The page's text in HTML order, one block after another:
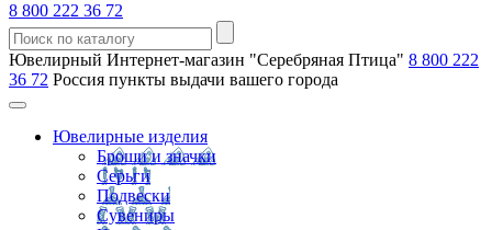
8 800 222 36 72
Ювелирный Интернет-магазин "Серебряная Птица" 8 800 222
36 72 Россия пункты выдачи вашего города
Ювелирные изделия
Броши и значки
Серьги
Подвески
Сувениры